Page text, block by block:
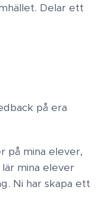
Delar ett
på era
på mina elever,
mina elever
Ni har skapa ett